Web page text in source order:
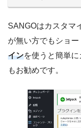
SANGOはカスタマ
が無い方でもショ
インを使うと簡単
もお勧めです。